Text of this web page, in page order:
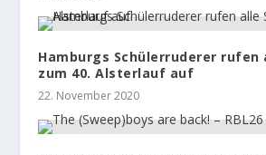
Hamburgs Schülerruderer rufen
zum 40. Alsterlauf auf
22. November 2020